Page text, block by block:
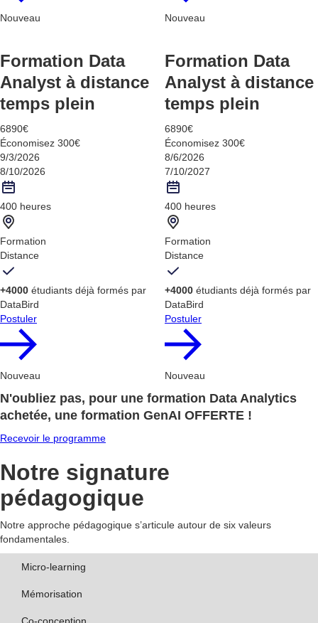
Nouveau Nouveau
Formation Data
Analyst à distance
temps plein
6890€
Économisez 300€
9/3/2026
8/10/2026
400 heures
Formation
Distance
+4000 étudiants déjà formés par
DataBird
Postuler
Nouveau
Formation Data
Analyst à distance
temps plein
6890€
Économisez 300€
8/6/2026
7/10/2027
400 heures
Formation
Distance
+4000 étudiants déjà formés par
DataBird
Postuler
Nouveau
N'oubliez pas, pour une formation Data Analytics
achetée, une formation GenAI OFFERTE !
Recevoir le programme
Notre signature
pédagogique
Notre approche pédagogique s’articule autour de six valeurs
fondamentales.
Micro-learning
Mémorisation